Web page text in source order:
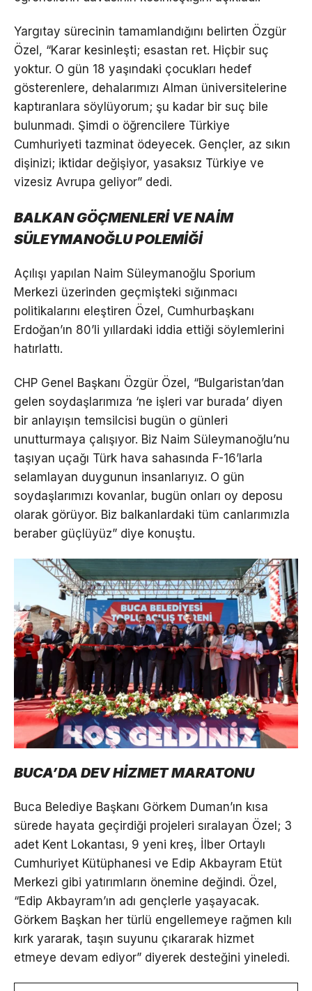
Yargıtay sürecinin tamamlandığını belirten Özgür
Özel, “Karar kesinleşti; esastan ret. Hiçbir suç
yoktur. O gün 18 yaşındaki çocukları hedef
gösterenlere, dehalarımızı Alman üniversitelerine
kaptıranlara söylüyorum; şu kadar bir suç bile
bulunmadı. Şimdi o öğrencilere Türkiye
Cumhuriyeti tazminat ödeyecek. Gençler, az sıkın
dişinizi; iktidar değişiyor, yasaksız Türkiye ve
vizesiz Avrupa geliyor” dedi.
BALKAN GÖÇMENLERİ VE NAİM
SÜLEYMANOĞLU POLEMİĞİ
Açılışı yapılan Naim Süleymanoğlu Sporium
Merkezi üzerinden geçmişteki sığınmacı
politikalarını eleştiren Özel, Cumhurbaşkanı
Erdoğan’ın 80’li yıllardaki iddia ettiği söylemlerini
hatırlattı.
CHP Genel Başkanı Özgür Özel, “Bulgaristan’dan
gelen soydaşlarımıza ‘ne işleri var burada’ diyen
bir anlayışın temsilcisi bugün o günleri
unutturmaya çalışıyor. Biz Naim Süleymanoğlu’nu
taşıyan uçağı Türk hava sahasında F-16’larla
selamlayan duygunun insanlarıyız. O gün
soydaşlarımızı kovanlar, bugün onları oy deposu
olarak görüyor. Biz balkanlardaki tüm canlarımızla
beraber güçlüyüz” diye konuştu.
BUCA’DA DEV HİZMET MARATONU
Buca Belediye Başkanı Görkem Duman’ın kısa
sürede hayata geçirdiği projeleri sıralayan Özel; 3
adet Kent Lokantası, 9 yeni kreş, İlber Ortaylı
Cumhuriyet Kütüphanesi ve Edip Akbayram Etüt
Merkezi gibi yatırımların önemine değindi. Özel,
“Edip Akbayram’ın adı gençlerle yaşayacak.
Görkem Başkan her türlü engellemeye rağmen kılı
kırk yararak, taşın suyunu çıkararak hizmet
etmeye devam ediyor” diyerek desteğini yineledi.